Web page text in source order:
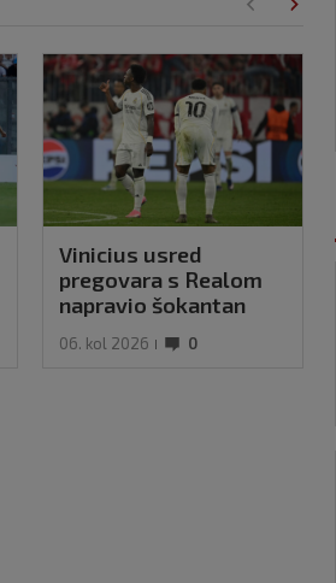
Vinicius usred
pregovara s Realom
napravio šokantan
zabrinuti
06. kol 2026 0